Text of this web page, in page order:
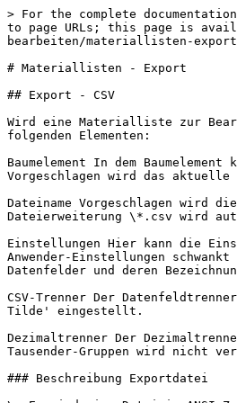
> For the complete documentation index, see [llms.txt](https://docs.dietrichs.com/llms.txt). Markdown versions of documentation pages are available by appending `.md` to page URLs; this page is available as [Markdown](https://docs.dietrichs.com/dietrichs-intelligent-documentation/francais/baudatenprogramm/materiallisten-bearbeiten/materiallisten-export.md).

# Materiallisten - Export

## Export - CSV

Wird eine Materialliste zur Bearbeitung geöffnet, so kann mit der Funktion 'Liste - Export - \*.CSV' der CSV-Export aufgerufen werden. Es erscheint eine Dialogbox mit folgenden Elementen:

Baumelement In dem Baumelement kann das Zielverzeichnis für die Exportdatei gewählt werden. Wenn nötig kann dort auch ein neues Verzeichnis angelegt werden. Vorgeschlagen wird das aktuelle Projektverzeichnis.

Dateiname Vorgeschlagen wird die Projektnummer mit der Listennummer. Der Name kann entsprechend der Regeln zur Bildung von Dateinamen geändert werden. Die Dateierweiterung \*.csv wird automatisch vergeben.

Einstellungen Hier kann die Einstellung für den Export gewählt werden. Sie beeinflusst die Auswahl der Datenfelder und die Bezeichnung der Spaltenköpfe. In den Anwender-Einstellungen schwankt entsprechend die Anzahl der Datenfelder und Feldbezeichnungen. Mit \<Standard> wird ein Export gewählt, bei dem die Anzahl der Datenfelder und deren Bezeichnung vom Programm vorgegeben wird.

CSV-Trenner Der Datenfeldtrenner kann ausgewählt werden. Dieser sollte mit dem Empfänger abgestimmt sein. Beim \<Standard> Export ist der CSV-Trenner fest auf '\~ Tilde' eingestellt.

Dezimaltrenner Der Dezimaltrenner kann ausgewählt werden. Dieser sollte mit dem Empfänger abgestimmt sein. Er muß anders als der CSV-Trenner sein. Ein Trenner für Tausender-Gruppen wird nicht vergeben. Beim \<Standard> Export ist der Dezimaltrenner fest auf '. Punkt' eingestellt.

###